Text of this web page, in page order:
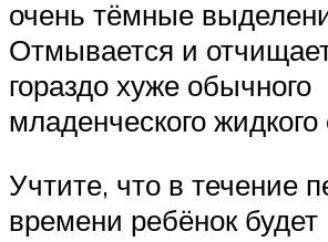
очень тёмные
Отмывается и
гораздо хуже обычного
младенческого жидкого
Учтите, что в течение
времени ребёнок будет